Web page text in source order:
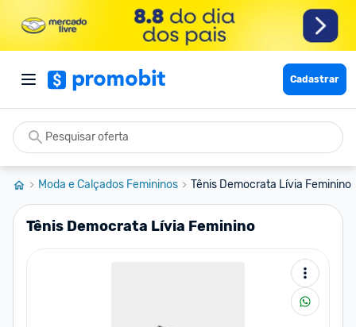
Cadastrar
Moda e Calçados Femininos Tênis Democrata Lívia Feminino
Tênis Democrata Lívia Feminino